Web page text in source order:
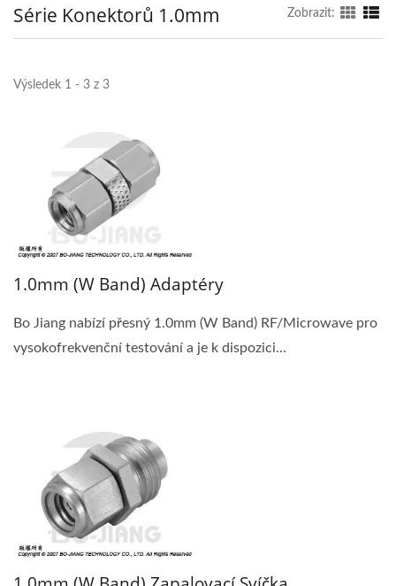
Série Konektorů 1.0mm Zobrazit:
Výsledek 1 - 3 z 3
1.0mm (W Band) Adaptéry
Bo Jiang nabízí přesný 1.0mm (W Band) RF/Microwave pro
vysokofrekvenční testování a je k dispozici...